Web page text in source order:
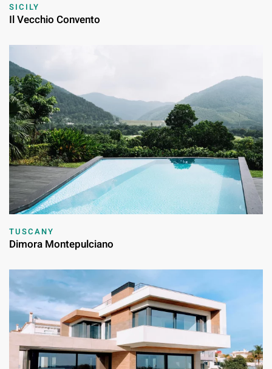
SICILY
Il Vecchio Convento
TUSCANY
Dimora Montepulciano